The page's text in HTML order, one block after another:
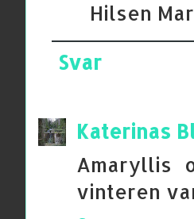
Hilsen
Svar
Katerinas
Amaryllis
vinteren